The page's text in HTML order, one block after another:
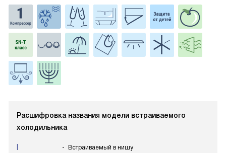
Расшифровка названия модели встраиваемого
холодильника
I Встраиваемый в нишу